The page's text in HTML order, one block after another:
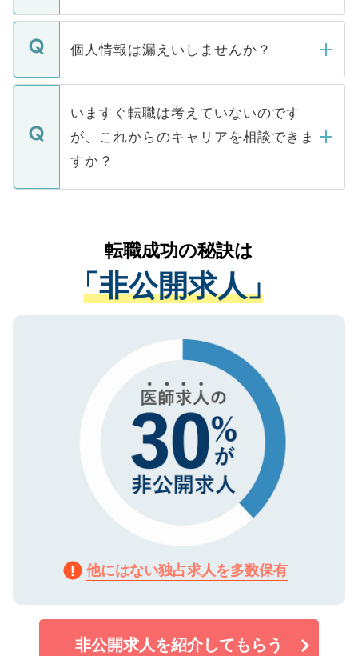
ません。
■応募殺到を避けるため 人気のある医療機
関を公にしてしまうと、応募が殺到する場
に、医療機関が求める条件に合った人材の
みを人材紹介会社に依頼するケースが増え
ています。
転職・入職を強要することは一切ありませ
ん。また、仮に応募先から内定をいただい
定を承諾する必要はありません。内定先へ
の辞退の連絡はキャリアパートナーが行い
個人情報は漏えいしませんか？
個人情報が漏えいすることはありませんの
で、ご安心ください。当サイトからの登録
などで収集したご登録者様の個人情報は、
ご本人のキャリアアップおよび転職活動の
支援を目的に使用いたします。お預かりし
ているすべての個人データはご本人の許可
は、個人情報の取り扱いについての厳密な
管理基準を満たした事業者のみに付与され
る、プライバシーマークを取得済みです。
で、機密保持に関してもご安心ください。
いますぐ転職は考えていないのです
が、これからのキャリアを相談できま
すか？
かがいして、現在の医療機関の状況や紹介
経験をまじえながら、適切なアドバイスを
させていただきます。すぐにご転職をされ
ない方には、長期的なサポートが可能です
ので、まずはご登録ください。
転職成功の秘訣は
「非公開求人」
他にはない独占求人を多数保有
非公開求人を紹介してもらう